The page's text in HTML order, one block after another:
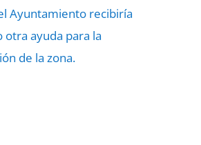
Ayuntamiento recibiría
otra ayuda para la
de la zona.